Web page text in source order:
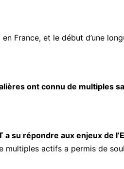
France, et le début d’une
ont connu de multiples
a su répondre aux enjeux de
multiples actifs a permis de